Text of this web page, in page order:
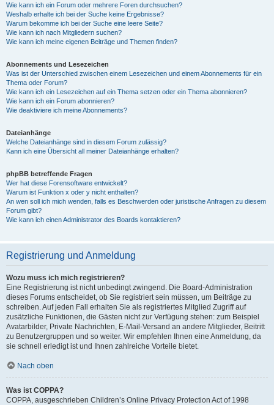
Wie kann ich ein Forum oder mehrere Foren durchsuchen?
Weshalb erhalte ich bei der Suche keine Ergebnisse?
Warum bekomme ich bei der Suche eine leere Seite?
Wie kann ich nach Mitgliedern suchen?
Wie kann ich meine eigenen Beiträge und Themen finden?
Abonnements und Lesezeichen
Was ist der Unterschied zwischen einem Lesezeichen und einem Abonnements für ein
Thema oder Forum?
Wie kann ich ein Lesezeichen auf ein Thema setzen oder ein Thema abonnieren?
Wie kann ich ein Forum abonnieren?
Wie deaktiviere ich meine Abonnements?
Dateianhänge
Welche Dateianhänge sind in diesem Forum zulässig?
Kann ich eine Übersicht all meiner Dateianhänge erhalten?
phpBB betreffende Fragen
Wer hat diese Forensoftware entwickelt?
Warum ist Funktion x oder y nicht enthalten?
An wen soll ich mich wenden, falls es Beschwerden oder juristische Anfragen zu diesem
Forum gibt?
Wie kann ich einen Administrator des Boards kontaktieren?
Registrierung und Anmeldung
Wozu muss ich mich registrieren?
Eine Registrierung ist nicht unbedingt zwingend. Die Board-Administration
dieses Forums entscheidet, ob Sie registriert sein müssen, um Beiträge zu
schreiben. Auf jeden Fall erhalten Sie als registriertes Mitglied Zugriff auf
zusätzliche Funktionen, die Gästen nicht zur Verfügung stehen: zum Beispiel
Avatarbilder, Private Nachrichten, E-Mail-Versand an andere Mitglieder, Beitritt
zu Benutzergruppen und so weiter. Wir empfehlen Ihnen eine Anmeldung, da
sie schnell erledigt ist und Ihnen zahlreiche Vorteile bietet.
Nach oben
Was ist COPPA?
COPPA, ausgeschrieben Children’s Online Privacy Protection Act of 1998